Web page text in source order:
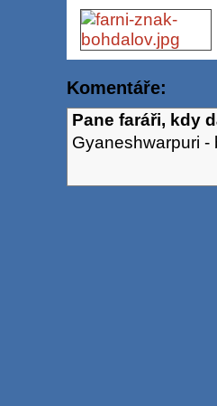
Komentáře:
Pane faráři, kdy
Gyaneshwarpuri -